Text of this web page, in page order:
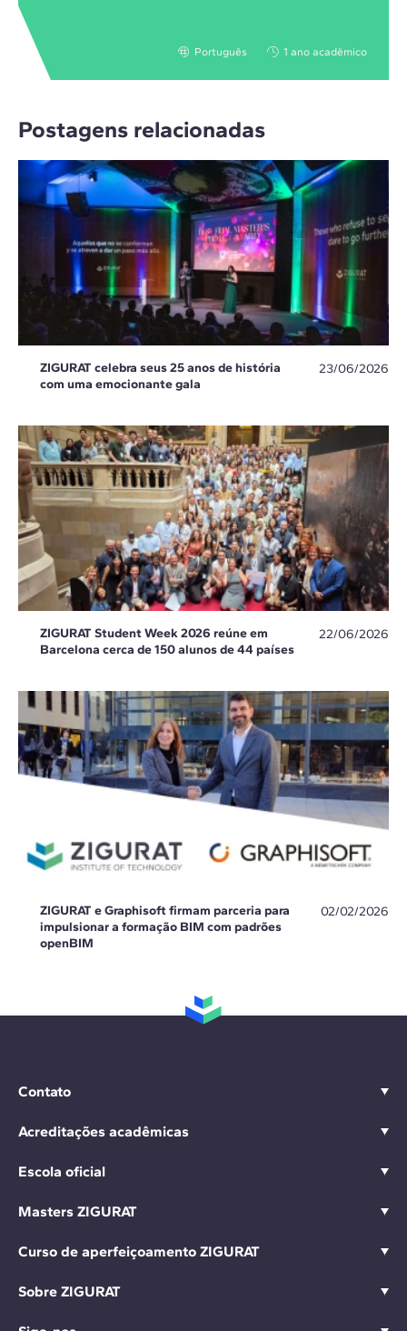
Português 1 ano acadêmico
Postagens relacionadas
ZIGURAT celebra seus 25 anos de história
com uma emocionante gala
23/06/2026
ZIGURAT Student Week 2026 reúne em
Barcelona cerca de 150 alunos de 44 países
22/06/2026
ZIGURAT e Graphisoft firmam parceria para
impulsionar a formação BIM com padrões
openBIM
02/02/2026
Contato
Acreditações acadêmicas
Escola oficial
Masters ZIGURAT
Curso de aperfeiçoamento ZIGURAT
Sobre ZIGURAT